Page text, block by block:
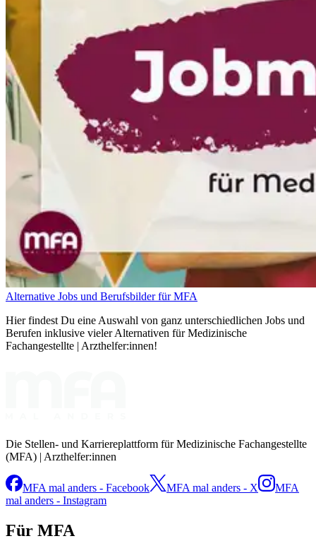
Alternative Jobs und Berufsbilder für MFA
Hier findest Du eine Auswahl von ganz unterschiedlichen Jobs und
Berufen inklusive vieler Alternativen für Medizinische
Fachangestellte | Arzthelfer:innen!
Die Stellen- und Karriereplattform für Medizinische Fachangestellte
(MFA) | Arzthelfer:innen
MFA mal anders - Facebook MFA mal anders - X
MFA
mal anders - Instagram
Für MFA